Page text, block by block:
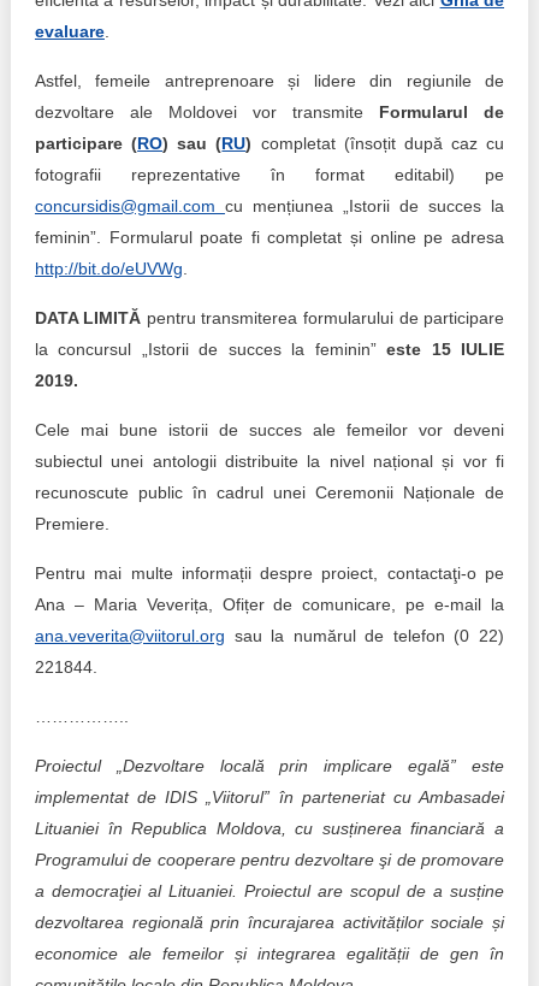
evaluare.
Astfel, femeile antreprenoare și lidere din regiunile de
dezvoltare ale Moldovei vor transmite Formularul de
participare (RO) sau (RU) completat (însoțit după caz cu
fotografii reprezentative în format editabil) pe
concursidis@gmail.com cu mențiunea „Istorii de succes la
feminin”. Formularul poate fi completat și online pe adresa
http://bit.do/eUVWg
DATA LIMITĂ pentru transmiterea formularului de participare
la concursul „Istorii de succes la feminin”este 15 IULIE
2019.
Cele mai bune istorii de succes ale femeilor vor deveni
subiectul unei antologii distribuite la nivel național și vor fi
recunoscute public în cadrul unei Ceremonii Naționale de
Premiere.
Pentru mai multe informații despre proiect, contactaţi-o pe
Ana – Maria Veverița, Ofițer de comunicare, pe e-mail la
ana.veverita@viitorul.org sau la numărul de telefon (0 22)
221844.
Proiectul „Dezvoltare locală prin implicare egală” este
implementat de IDIS „Viitorul” în parteneriat cu Ambasadei
Lituaniei în Republica Moldova, cu susținerea financiară a
Programului de cooperare pentru dezvoltare şi de promovare
a democraţiei al Lituaniei. Proiectul are scopul de a susține
dezvoltarea regională prin încurajarea activităților sociale și
economice ale femeilor și integrarea egalității de gen în